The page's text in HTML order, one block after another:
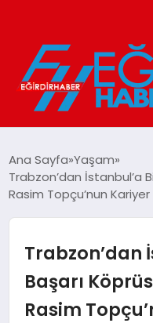
EĞITIM
MAGAZIN
Ana Sayfa Yaşam
Trabzon’dan İstanbul’a
Rasim Topçu’nun
Trabzon’dan
Başarı
Rasim